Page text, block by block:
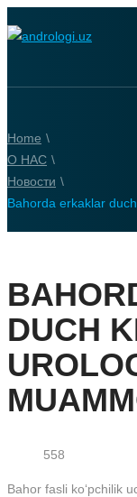
Home \
О НАС \
Новости \
Bahorda erkaklar
DUCH
558
Bahor fasli ko‘pchilik